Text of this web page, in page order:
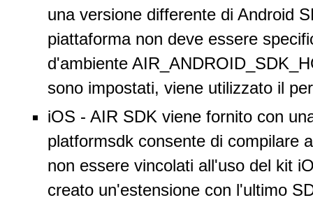
una versione differente di Android
piattaforma non deve essere
d'ambiente
sono impostati, viene utilizzato il
iOS - AIR SDK viene fornito con
platformsdk consente di compilare
non essere vincolati all'uso del kit
creato un'estensione con l'ultimo